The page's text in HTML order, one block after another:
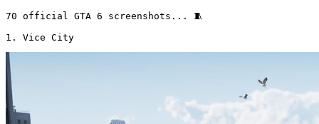
70 official GTA 6 screenshots... 🧵
1. Vice City